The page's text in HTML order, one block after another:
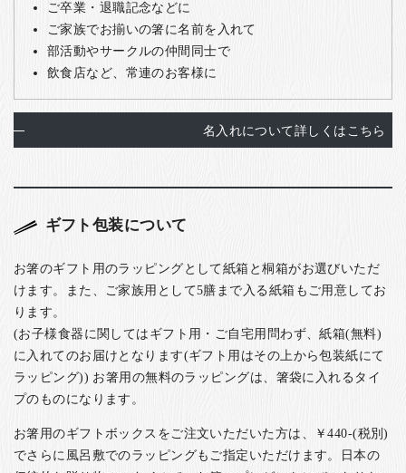
ご卒業・退職記念などに
ご家族でお揃いの箸に名前を入れて
部活動やサークルの仲間同士で
飲食店など、常連のお客様に
名入れについて詳しくはこちら
ギフト包装について
お箸のギフト用のラッピングとして紙箱と桐箱がお選びいただ
けます。また、ご家族用として5膳まで入る紙箱もご用意してお
ります。
(お子様食器に関してはギフト用・ご自宅用問わず、紙箱(無料)
に入れてのお届けとなります(ギフト用はその上から包装紙にて
ラッピング)) お箸用の無料のラッピングは、箸袋に入れるタイ
プのものになります。
お箸用のギフトボックスをご注文いただいた方は、￥440-(税別)
でさらに風呂敷でのラッピングもご指定いただけます。日本の